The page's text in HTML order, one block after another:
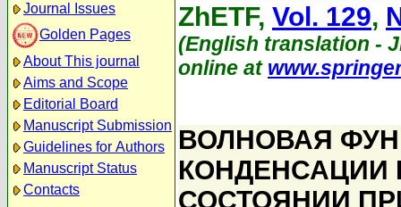
Journal Issues
Golden Pages
About This journal
Aims and Scope
Editorial Board
Manuscript Submission
Guidelines for Authors
Manuscript Status
Contacts
ZhETF, Vol. 129,
(English translation -
online at
ВОЛНОВАЯ
СОСТОЯНИИ